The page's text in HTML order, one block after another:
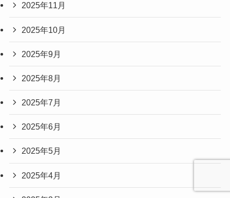
2025年11月
2025年10月
2025年9月
2025年8月
2025年7月
2025年6月
2025年5月
2025年4月